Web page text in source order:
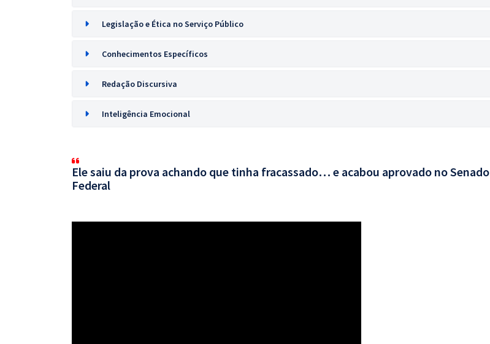
Legislação e Ética no Serviço Público
Conhecimentos Específicos
Redação Discursiva
Inteligência Emocional
Ele saiu da prova achando que tinha fracassado… e acabou aprovado no Senado
Federal